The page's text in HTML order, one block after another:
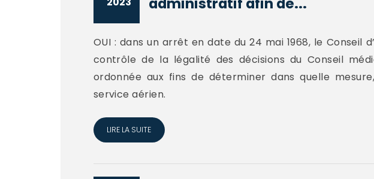
OUI : dans un arrêt en date du 24 mai 1968, le
contrôle de la légalité des décisions du Conseil
ordonnée aux fins de déterminer dans quelle
service aérien.
LIRE LA SUITE